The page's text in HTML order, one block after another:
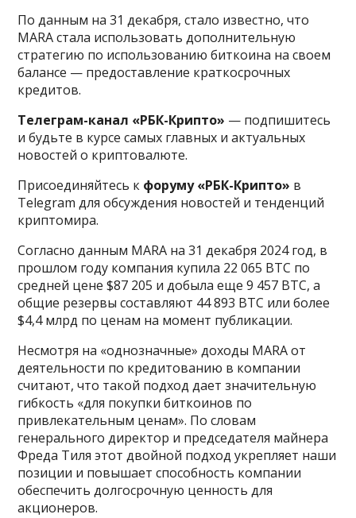
По данным на 31 декабря, стало известно, что
MARA стала использовать дополнительную
стратегию по использованию биткоина на своем
балансе — предоставление краткосрочных
кредитов.
Телеграм-канал «РБК-Крипто» — подпишитесь
и будьте в курсе самых главных и актуальных
новостей о криптовалюте.
Присоединяйтесь к форуму «РБК-Крипто» в
Telegram для обсуждения новостей и тенденций
криптомира.
Согласно данным MARA на 31 декабря 2024 год, в
прошлом году компания купила 22 065 BTC по
средней цене $87 205 и добыла еще 9 457 BTC, а
общие резервы составляют 44 893 BTC или более
$4,4 млрд по ценам на момент публикации.
Несмотря на «однозначные» доходы MARA от
деятельности по кредитованию в компании
считают, что такой подход дает значительную
гибкость «для покупки биткоинов по
привлекательным ценам». По словам
генерального директор и председателя майнера
Фреда Тиля этот двойной подход укрепляет наши
позиции и повышает способность компании
обеспечить долгосрочную ценность для
акционеров.